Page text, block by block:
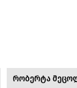
რობერტა